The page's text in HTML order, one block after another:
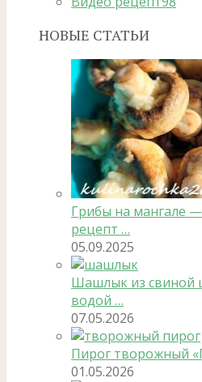
НОВЫЕ СТАТЬИ
Грибы на мангале
рецепт …
05.09.2025
Шашлык из свиной
водой …
07.05.2026
Пирог творожный
01.05.2026